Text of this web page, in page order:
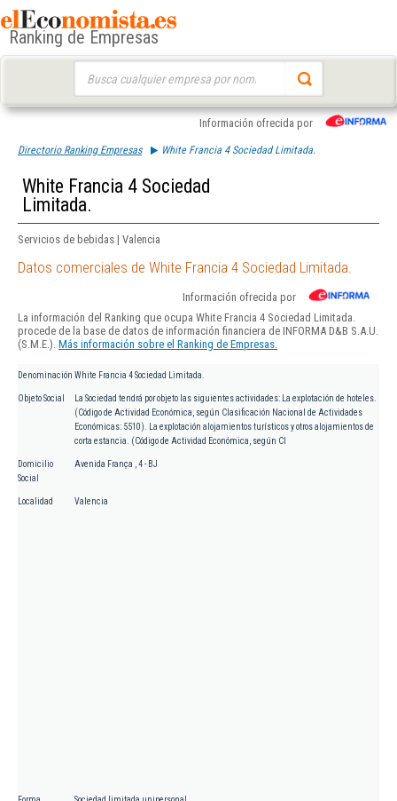
Ranking de Empresas
Información ofrecida por
Directorio Ranking Empresas White Francia 4 Sociedad Limitada.
White Francia 4 Sociedad
Limitada.
Servicios de bebidas | Valencia
Datos comerciales de White Francia 4 Sociedad Limitada.
Información ofrecida por
La información del Ranking que ocupa White Francia 4 Sociedad Limitada.
procede de la base de datos de información financiera de INFORMA D&B S.A.U.
(S.M.E.). Más información sobre el Ranking de Empresas.
Denominación White Francia 4 Sociedad Limitada.
Objeto Social
La Sociedad tendrá por objeto las siguientes actividades: La explotación de hoteles.
(Código de Actividad Económica, según Clasificación Nacional de Actividades
Económicas: 5510). La explotación alojamientos turísticos y otros alojamientos de
corta estancia. (Código de Actividad Económica, según Cl
Domicilio
Social
Avenida França , 4 - BJ
Localidad Valencia